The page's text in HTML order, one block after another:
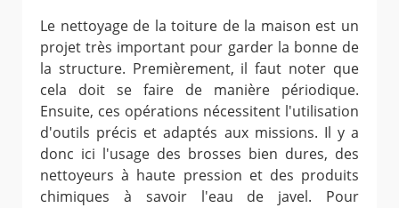
Le nettoyage de la toiture de la maison est un
projet très important pour garder la bonne de
la structure. Premièrement, il faut noter que
cela doit se faire de manière périodique.
Ensuite, ces opérations nécessitent l'utilisation
d'outils précis et adaptés aux missions. Il y a
donc ici l'usage des brosses bien dures, des
nettoyeurs à haute pression et des produits
chimiques à savoir l'eau de javel. Pour